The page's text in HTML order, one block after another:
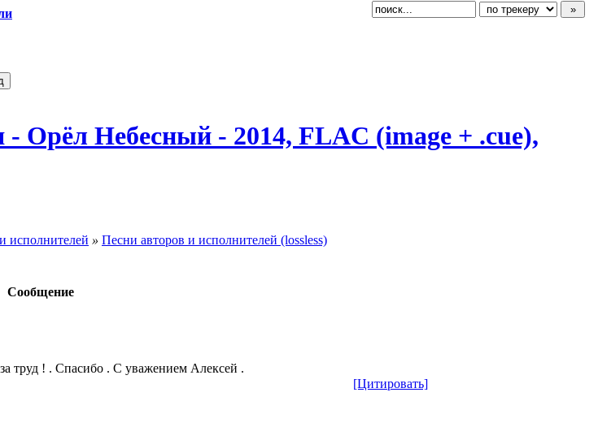
Орёл Небесный - 2014, FLAC (image + .cue),
исполнителей » Песни авторов и исполнителей (lossless)
Сообщение
[Цитировать]
труд ! . Спасибо . C уважением Алексей .